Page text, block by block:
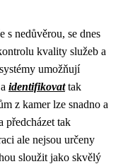
s nedůvěrou, se dnes
kvality služeb a
umožňují
identifikovattak
z kamer lze snadno a
předcházet tak
ale nejsou určeny
sloužit jako skvělý